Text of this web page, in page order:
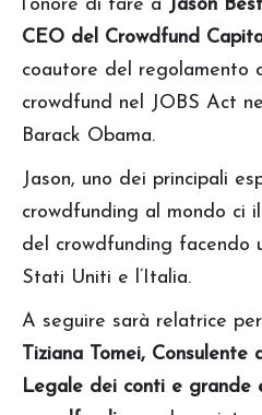
l’onore di fare a Jason
CEO del Crowdfund
coautore del regolamento
crowdfund nel JOBS Act
Barack Obama.
Jason, uno dei principali
crowdfunding al mondo ci
del crowdfunding facendo
Stati Uniti e l’Italia.
A seguire sarà relatrice
Tiziana Tomei, Consulente
Legale dei conti e grande